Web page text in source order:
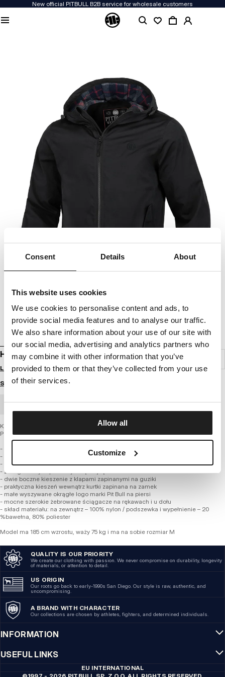
Consent Details About
This website uses cookies
We use cookies to personalise content and ads, to
provide social media features and to analyse our traffic.
We also share information about your use of our site with
our social media, advertising and analytics partners who
may combine it with other information that you’ve
provided to them or that they’ve collected from your use
of their services.
Allow all
Customize
New official PITBULL B2B service for wholesale customers
HOODED JACKET HARBISON PADDED
Login to see B2B prices
Size guide
BULK ORDER
Kurtka męska z najnowszej kolekcji firmy PIT BULL WEST COAST – Harbison
Padded
- uniwersalny klasyczny fason nawiązujący do kurtek Harrington
- wykonana z wysokiej jakości bawełny z domieszką nylonu oraz poliestru
- cała kurtka jest ocieplana z gładką poliestrową podszewką w kratę
- zintegrowany kaptur z wysoką stójką
- dwie boczne kieszenie z klapami zapinanymi na guziki
- praktyczna kieszeń wewnątrz kurtki zapinana na zamek
- małe wyszywane okrągłe logo marki Pit Bull na piersi
- mocne szerokie żebrowane ściągacze na rękawach i u dołu
- skład materiału: na zewnątrz – 100% nylon / podszewka i wypełnienie – 20
%bawełna, 80% poliester
Model ma 185 cm wzrostu, waży 75 kg i ma na sobie rozmiar M
QUALITY IS OUR PRIORITY
We create our clothing with passion. We never compromise on durability, longevity
of materials, or attention to detail.
US ORIGIN
Our roots go back to early-1990s San Diego. Our style is raw, authentic, and
uncompromising.
A BRAND WITH CHARACTER
Our collections are chosen by athletes, fighters, and determined individuals.
INFORMATION
USEFUL LINKS
EU INTERNATIONAL